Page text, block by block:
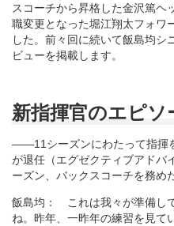
スコーチから昇格した金沢篤ヘ
職変更となった堀江翔太フォワ
した。前々回に続いて飯島均シ
ビューを掲載します。
新指揮官のエピソ
――11シーズンにわたって指揮
が退任（エグゼクティブアドバ
ーズン、バックスコーチを務め
飯島均： これは我々が準備し
ね。昨年、一昨年の練習を見て